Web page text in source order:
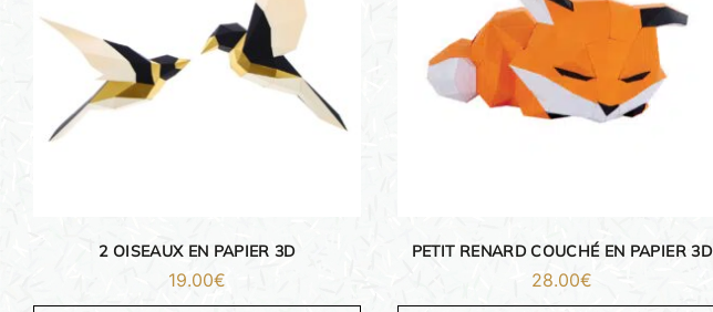
2 OISEAUX EN PAPIER 3D
19.00€
PETIT RENARD COUCHÉ EN PAPIER 3D
28.00€
DÉCORATIONS
FAMILLE & ENFANTS
PAPETERIE
OBJETS PERSONNALISÉS